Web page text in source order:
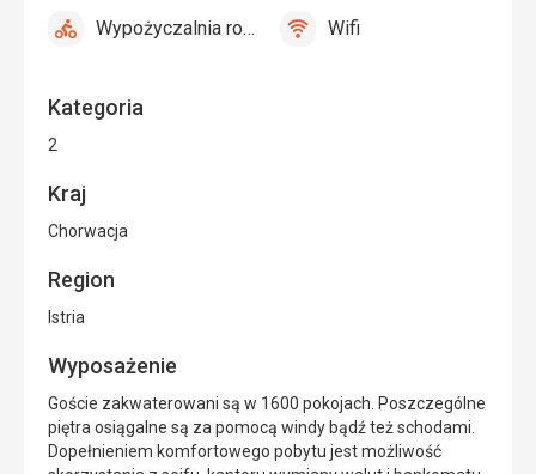
Kategoria
2
Kraj
Chorwacja
Region
Istria
Wyposażenie
Goście zakwaterowani są w 1600 pokojach. Poszczególne
piętra osiągalne są za pomocą windy bądź też schodami.
Dopełnieniem komfortowego pobytu jest możliwość
Wypożyczalnia
Wypożyczalnia rowerów
tak Wifi Wifi
tak